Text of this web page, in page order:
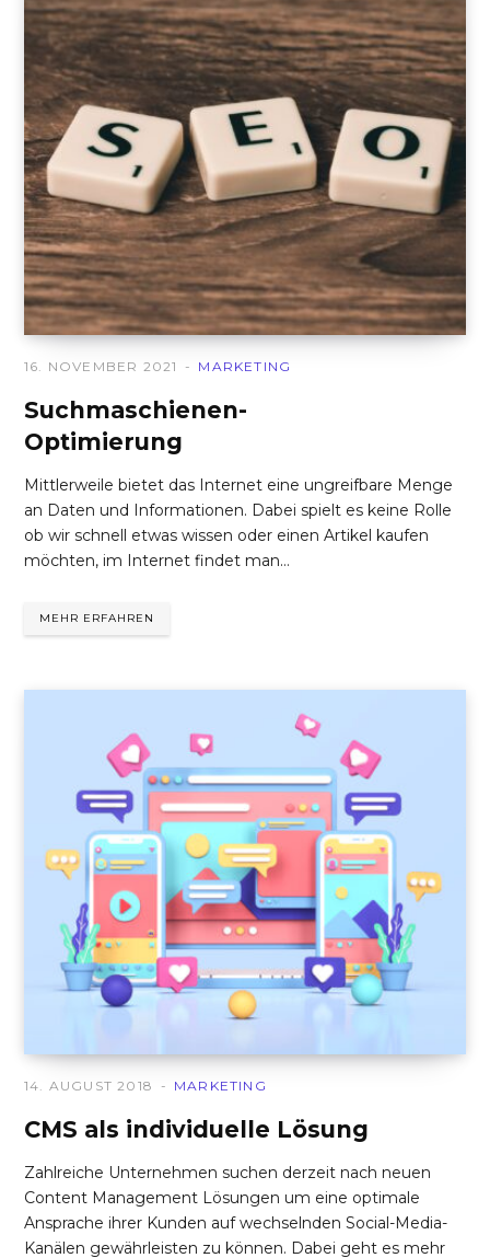
MARKETING
16. NOVEMBER 2021
Suchmaschienen-
Optimierung
Mittlerweile bietet das Internet eine ungreifbare Menge
an Daten und Informationen. Dabei spielt es keine Rolle
ob wir schnell etwas wissen oder einen Artikel kaufen
möchten, im Internet findet man…
MEHR ERFAHREN
MARKETING
14. AUGUST 2018
CMS als individuelle Lösung
Zahlreiche Unternehmen suchen derzeit nach neuen
Content Management Lösungen um eine optimale
Ansprache ihrer Kunden auf wechselnden Social-Media-
Kanälen gewährleisten zu können. Dabei geht es mehr